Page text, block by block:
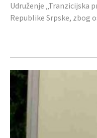
Udruženje „Tranzicijska
Republike Srpske, zbog